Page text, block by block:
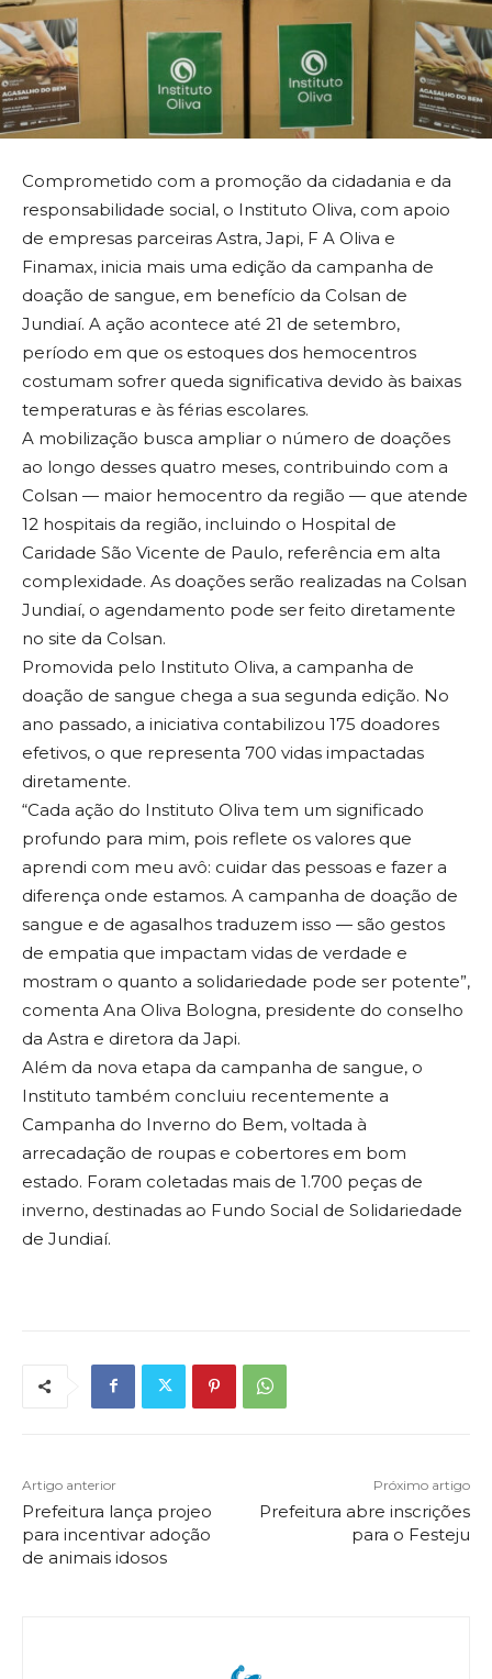
Comprometido com a promoção da cidadania e da
responsabilidade social, o Instituto Oliva, com apoio
de empresas parceiras Astra, Japi, F A Oliva e
Finamax, inicia mais uma edição da campanha de
doação de sangue, em benefício da Colsan de
Jundiaí. A ação acontece até 21 de setembro,
período em que os estoques dos hemocentros
costumam sofrer queda significativa devido às baixas
temperaturas e às férias escolares.
A mobilização busca ampliar o número de doações
ao longo desses quatro meses, contribuindo com a
Colsan — maior hemocentro da região — que atende
12 hospitais da região, incluindo o Hospital de
Caridade São Vicente de Paulo, referência em alta
complexidade. As doações serão realizadas na Colsan
Jundiaí, o agendamento pode ser feito diretamente
no site da Colsan.
Promovida pelo Instituto Oliva, a campanha de
doação de sangue chega a sua segunda edição. No
ano passado, a iniciativa contabilizou 175 doadores
efetivos, o que representa 700 vidas impactadas
diretamente.
“Cada ação do Instituto Oliva tem um significado
profundo para mim, pois reflete os valores que
aprendi com meu avô: cuidar das pessoas e fazer a
diferença onde estamos. A campanha de doação de
sangue e de agasalhos traduzem isso — são gestos
de empatia que impactam vidas de verdade e
mostram o quanto a solidariedade pode ser potente”,
comenta Ana Oliva Bologna, presidente do conselho
da Astra e diretora da Japi.
Além da nova etapa da campanha de sangue, o
Instituto também concluiu recentemente a
Campanha do Inverno do Bem, voltada à
arrecadação de roupas e cobertores em bom
estado. Foram coletadas mais de 1.700 peças de
inverno, destinadas ao Fundo Social de Solidariedade
de Jundiaí.
Artigo anterior
Prefeitura lança projeo
para incentivar adoção
de animais idosos
Próximo artigo
Prefeitura abre inscrições
para o Festeju